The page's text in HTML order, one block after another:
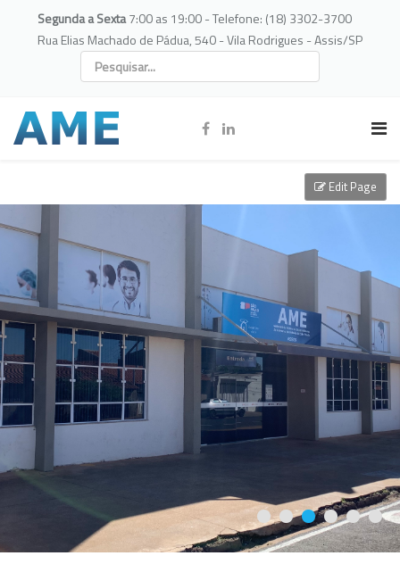
Segunda a Sexta7:00 as 19:00 - Telefone: (18) 3302-3700
Rua Elias Machado de Pádua, 540 - Vila Rodrigues - Assis/SP
Edit Page